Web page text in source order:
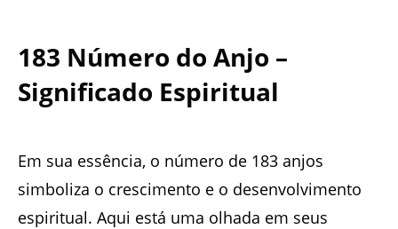
183 Número do Anjo –
Significado Espiritual
Em sua essência, o número de 183 anjos
simboliza o crescimento e o desenvolvimento
espiritual. Aqui está uma olhada em seus